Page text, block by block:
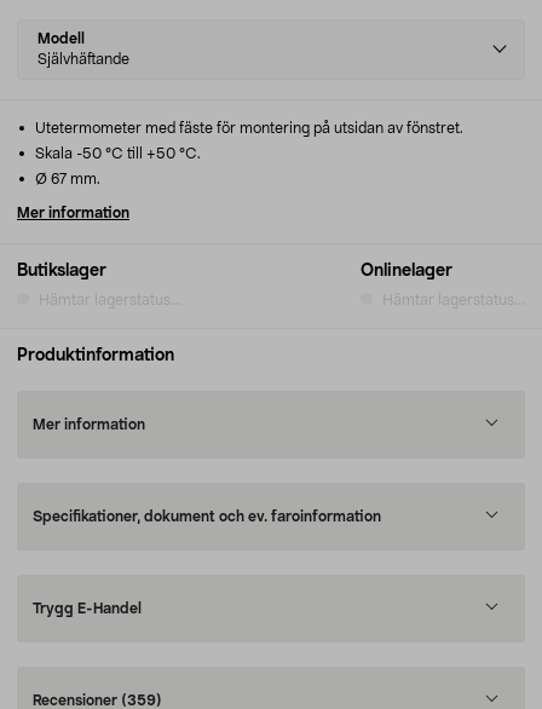
Select
variant
Modell
Självhäftande
Butikslager
Hämtar lagerstatus...
Onlinelager
Hämtar lagerstatus...
Utetermometer med fäste för montering på utsidan av fönstret.
Skala -50 °C till +50 °C.
Ø 67 mm.
Mer information
Produktinformation
Mer information
Specifikationer, dokument och ev. faroinformation
Trygg E-Handel
Recensioner (359)